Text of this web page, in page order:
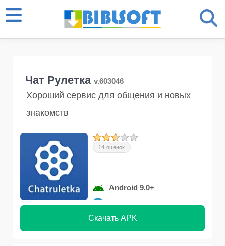
Чат Рулетка v.603046
Хороший сервис для общения и новых
знакомств
14 оценок
Android 9.0+
Версия 603046
Скачать APK